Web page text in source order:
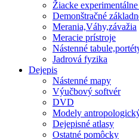
Žiacke
Demonštračné
Merania,Váhy,závažia
Meracie prístroje
Nástenné
Jadrová fyzika
Dejepis
Nástenné mapy
Výučbový softvér
DVD
Modely
Dejepisné atlasy
Ostatné pomôcky